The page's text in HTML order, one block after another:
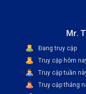
Mr.
Đang truy cập
Truy cập hôm
Truy cập tuần
Truy cập tháng